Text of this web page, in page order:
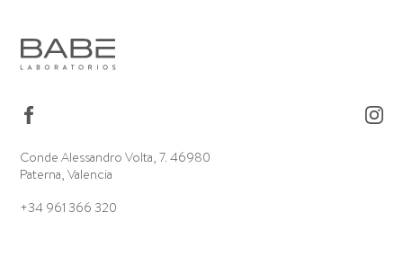
Conde Alessandro Volta, 7. 46980
Paterna, Valencia
+34 961 366 320